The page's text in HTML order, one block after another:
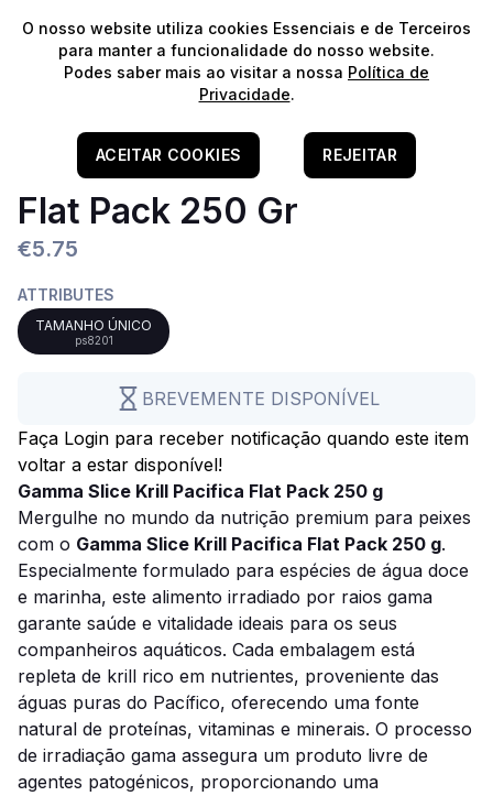
⭐️ Envios Gratuitos para encomendas acima de 60€!*⭐️
Alimentação E Tratamento/ Alimento Congelado
Gamma Slice Krill Pacifica
Flat Pack 250 Gr
€5.75
ATTRIBUTES
TAMANHO ÚNICO
ps8201
BREVEMENTE DISPONÍVEL
Faça Login para receber notificação quando este item
voltar a estar disponível!
Gamma Slice Krill Pacifica Flat Pack 250 g
Mergulhe no mundo da nutrição premium para peixes
com o Gamma Slice Krill Pacifica Flat Pack 250 g.
Especialmente formulado para espécies de água doce
e marinha, este alimento irradiado por raios gama
garante saúde e vitalidade ideais para os seus
companheiros aquáticos. Cada embalagem está
repleta de krill rico em nutrientes, proveniente das
águas puras do Pacífico, oferecendo uma fonte
natural de proteínas, vitaminas e minerais. O processo
de irradiação gama assegura um produto livre de
agentes patogénicos, proporcionando uma
O nosso website utiliza cookies Essenciais e de Terceiros
para manter a funcionalidade do nosso website.
Podes saber mais ao visitar a nossa Política de
Privacidade.
ACEITAR COOKIES REJEITAR